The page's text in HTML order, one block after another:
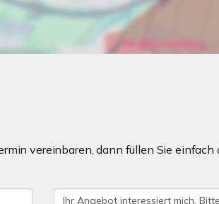
vereinbaren, dann füllen Sie